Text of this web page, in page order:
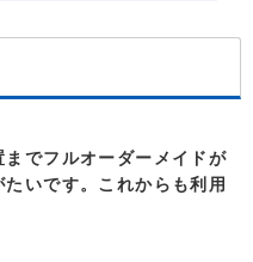
でフルオーダーメイドが
いです。これからも利用